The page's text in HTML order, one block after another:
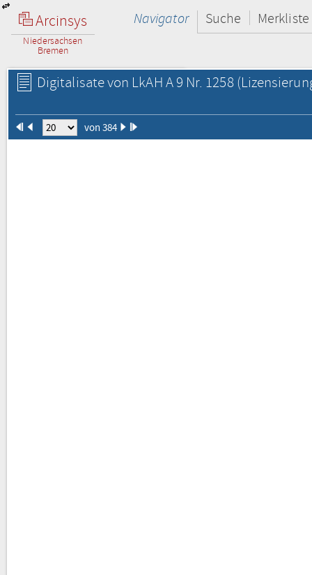
Arcinsys
Niedersachsen
Bremen
Navigator Suche Merkliste
Digitalisate von LkAH A 9 Nr. 1258
von 384